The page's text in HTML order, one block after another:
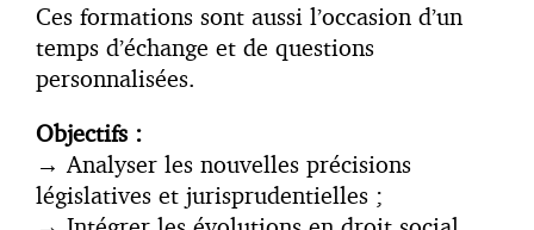
Ces formations sont aussi l’occasion d’un
temps d’échange et de questions
personnalisées.
Objectifs :
→Analyser les nouvelles précisions
législatives et jurisprudentielles ;